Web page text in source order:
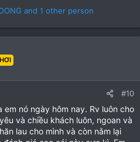
and 1 other person
#10
nó ngày hôm nay. Rv luôn cho
và chiều khách luôn, ngoan và
lau cho mình và còn nằm lại